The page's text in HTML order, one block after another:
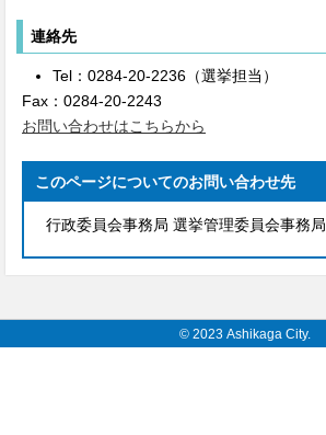
連絡先
Tel：0284-20-2236（選挙担当）
Fax：0284-20-2243
お問い合わせはこちらから
このページについてのお問い合わせ先
行政委員会事務局 選挙管理委員会事務局
© 2023 Ashikaga City.